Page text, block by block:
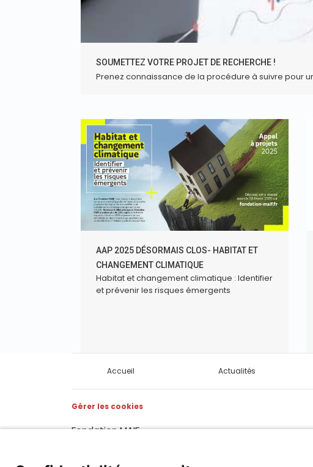
SOUMETTEZ VOTRE PROJET DE RECHERCHE !
Prenez connaissance de la procédure à suivre pour
AAP 2025 DÉSORMAIS CLOS- HABITAT ET
CHANGEMENT CLIMATIQUE
Habitat et changement climatique : Identifier
et prévenir les risques émergents
Accueil Actualités
Gérer les cookies
Fondation MAIF